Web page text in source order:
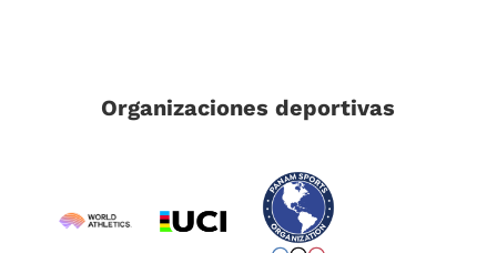
Organizaciones deportivas